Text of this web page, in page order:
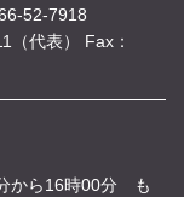
52-7918
（代表）
Fax：
から16時00分 も